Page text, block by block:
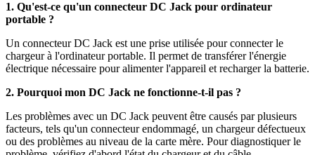
1. Qu'est-ce qu'un connecteur DC Jack pour ordinateur
portable ?
Un connecteur DC Jack est une prise utilisée pour connecter le
chargeur à l'ordinateur portable. Il permet de transférer l'énergie
électrique nécessaire pour alimenter l'appareil et recharger la batterie.
2. Pourquoi mon DC Jack ne fonctionne-t-il pas ?
Les problèmes avec un DC Jack peuvent être causés par plusieurs
facteurs, tels qu'un connecteur endommagé, un chargeur défectueux
ou des problèmes au niveau de la carte mère. Pour diagnostiquer le